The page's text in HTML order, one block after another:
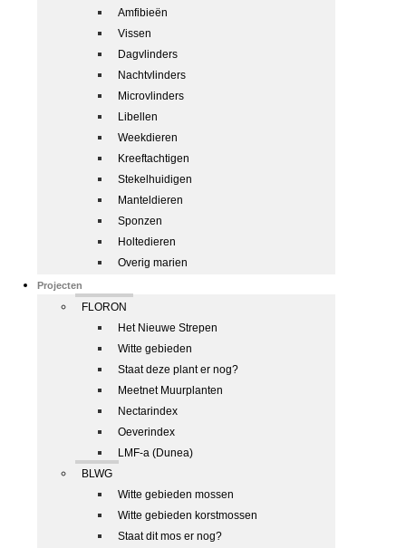
Amfibieën
Vissen
Dagvlinders
Nachtvlinders
Microvlinders
Libellen
Weekdieren
Kreeftachtigen
Stekelhuidigen
Manteldieren
Sponzen
Holtedieren
Overig marien
Projecten
FLORON
Het Nieuwe Strepen
Witte gebieden
Staat deze plant er nog?
Meetnet Muurplanten
Nectarindex
Oeverindex
LMF-a (Dunea)
BLWG
Witte gebieden mossen
Witte gebieden korstmossen
Staat dit mos er nog?